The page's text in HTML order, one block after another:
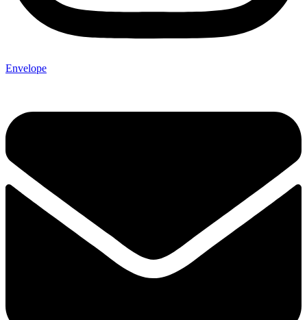
Envelope